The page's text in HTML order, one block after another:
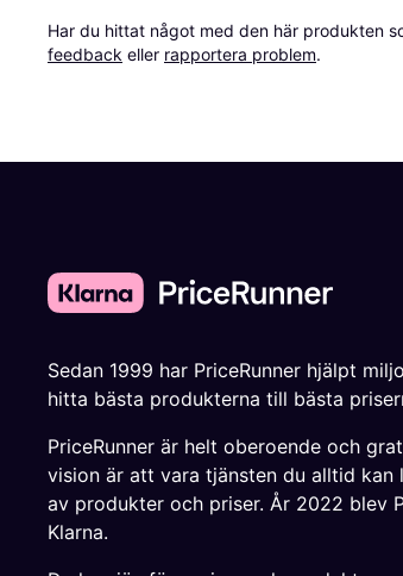
Har du hittat något med den här produkten
feedback eller rapportera problem.
Sedan 1999 har PriceRunner hjälpt
hitta bästa produkterna till bästa
PriceRunner är helt oberoende och
vision är att vara tjänsten du alltid kan
av produkter och priser. År 2022 blev
Klarna.